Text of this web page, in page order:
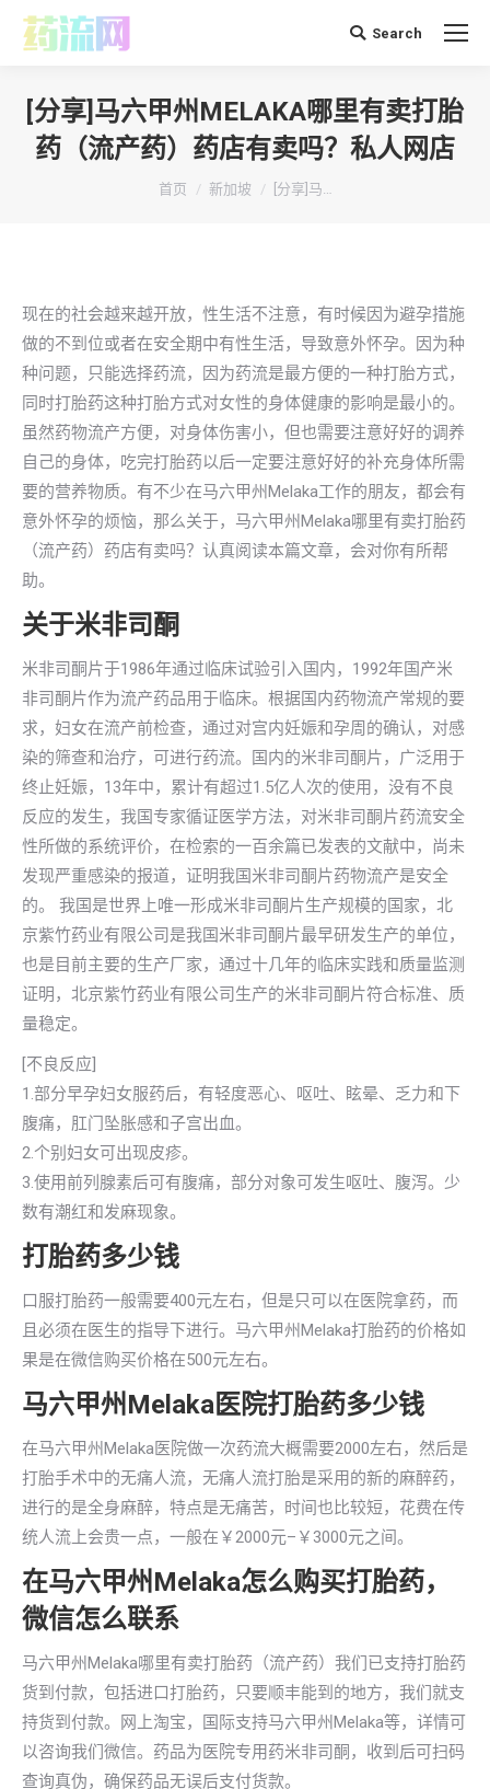
搜 Search
[分享]马六甲州MELAKA哪里有卖打胎
药（流产药）药店有卖吗？私人网店
你在这里：
首页 新加坡 [分享]马…
现在的社会越来越开放，性生活不注意，有时候因为避孕措施
做的不到位或者在安全期中有性生活，导致意外怀孕。因为种
种问题，只能选择药流，因为药流是最方便的一种打胎方式，
同时打胎药这种打胎方式对女性的身体健康的影响是最小的。
虽然药物流产方便，对身体伤害小，但也需要注意好好的调养
自己的身体，吃完打胎药以后一定要注意好好的补充身体所需
要的营养物质。有不少在马六甲州Melaka工作的朋友，都会有
意外怀孕的烦恼，那么关于，马六甲州Melaka哪里有卖打胎药
（流产药）药店有卖吗？认真阅读本篇文章，会对你有所帮
助。
关于米非司酮
米非司酮片于1986年通过临床试验引入国内，1992年国产米
非司酮片作为流产药品用于临床。根据国内药物流产常规的要
求，妇女在流产前检查，通过对宫内妊娠和孕周的确认，对感
染的筛查和治疗，可进行药流。国内的米非司酮片，广泛用于
终止妊娠，13年中，累计有超过1.5亿人次的使用，没有不良
反应的发生，我国专家循证医学方法，对米非司酮片药流安全
性所做的系统评价，在检索的一百余篇已发表的文献中，尚未
发现严重感染的报道，证明我国米非司酮片药物流产是安全
的。 我国是世界上唯一形成米非司酮片生产规模的国家，北
京紫竹药业有限公司是我国米非司酮片最早研发生产的单位，
也是目前主要的生产厂家，通过十几年的临床实践和质量监测
证明，北京紫竹药业有限公司生产的米非司酮片符合标准、质
量稳定。
[不良反应]
1.部分早孕妇女服药后，有轻度恶心、呕吐、眩晕、乏力和下
腹痛，肛门坠胀感和子宫出血。
2.个别妇女可出现皮疹。
3.使用前列腺素后可有腹痛，部分对象可发生呕吐、腹泻。少
数有潮红和发麻现象。
打胎药多少钱
口服打胎药一般需要400元左右，但是只可以在医院拿药，而
且必须在医生的指导下进行。马六甲州Melaka打胎药的价格如
果是在微信购买价格在500元左右。
马六甲州Melaka医院打胎药多少钱
在马六甲州Melaka医院做一次药流大概需要2000左右，然后是
打胎手术中的无痛人流，无痛人流打胎是采用的新的麻醉药，
进行的是全身麻醉，特点是无痛苦，时间也比较短，花费在传
统人流上会贵一点，一般在￥2000元–￥3000元之间。
在马六甲州Melaka怎么购买打胎药，
微信怎么联系
马六甲州Melaka哪里有卖打胎药（流产药）我们已支持打胎药
货到付款，包括进口打胎药，只要顺丰能到的地方，我们就支
持货到付款。网上淘宝，国际支持马六甲州Melaka等，详情可
以咨询我们微信。药品为医院专用药米非司酮，收到后可扫码
查询真伪，确保药品无误后支付货款。